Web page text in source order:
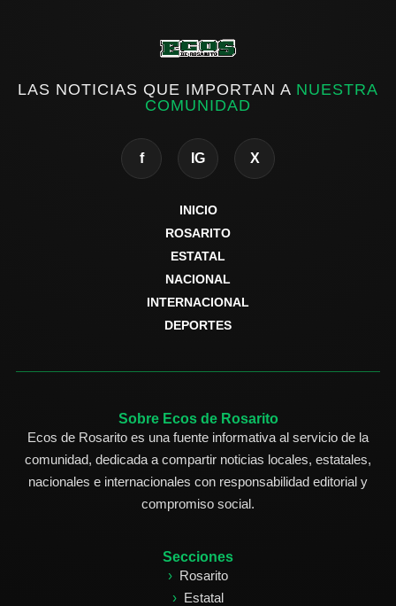
LAS NOTICIAS QUE IMPORTAN A NUESTRA
COMUNIDAD
f IG X
INICIO
ROSARITO
ESTATAL
NACIONAL
INTERNACIONAL
DEPORTES
Sobre Ecos de Rosarito
Ecos de Rosarito es una fuente informativa al servicio de la
comunidad, dedicada a compartir noticias locales, estatales,
nacionales e internacionales con responsabilidad editorial y
compromiso social.
Secciones
Rosarito
Estatal